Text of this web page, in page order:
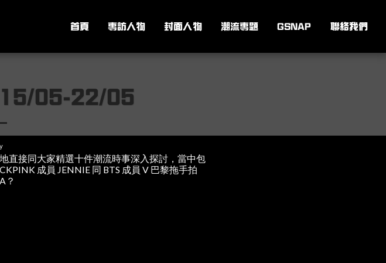
首頁 專訪人物 封面人物 潮流專題 GSNAP 聯絡我們
15/05-22/05
直接同大家精選十件潮流時事深入探討，當中包
成員 JENNIE 同 BTS 成員 V 巴黎拖手拍
？